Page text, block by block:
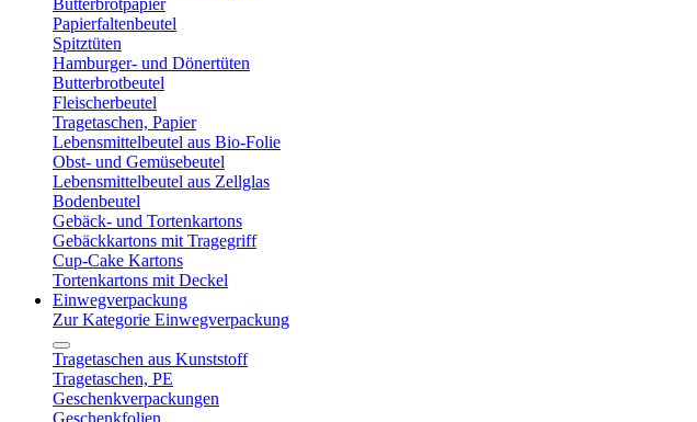
Butterbrotpapier
Papierfaltenbeutel
Spitztüten
Hamburger- und Dönertüten
Butterbrotbeutel
Fleischerbeutel
Tragetaschen, Papier
Lebensmittelbeutel aus Bio-Folie
Obst- und Gemüsebeutel
Lebensmittelbeutel aus Zellglas
Bodenbeutel
Gebäck- und Tortenkartons
Gebäckkartons mit Tragegriff
Cup-Cake Kartons
Tortenkartons mit Deckel
Einwegverpackung
Zur Kategorie Einwegverpackung
Tragetaschen aus Kunststoff
Tragetaschen, PE
Geschenkverpackungen
Geschenkfolien